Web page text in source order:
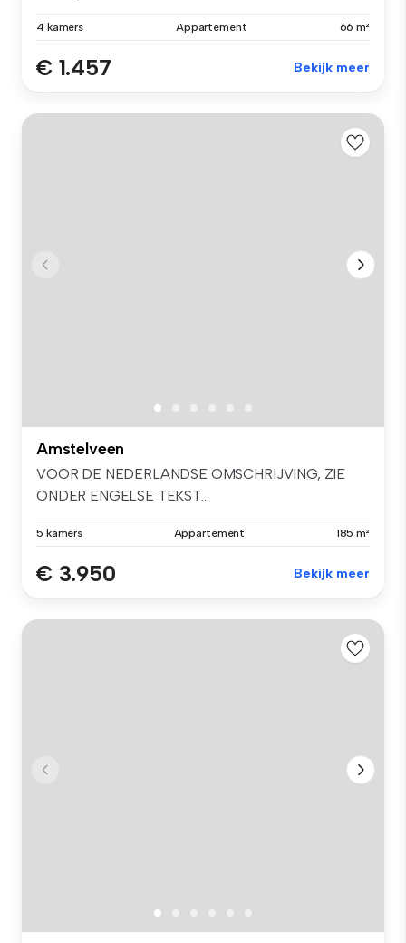
4 kamers Appartement 66 m²
€ 1.457 Bekijk meer
Amstelveen
VOOR DE NEDERLANDSE OMSCHRIJVING, ZIE
ONDER ENGELSE TEKST...
5 kamers Appartement 185 m²
€ 3.950 Bekijk meer